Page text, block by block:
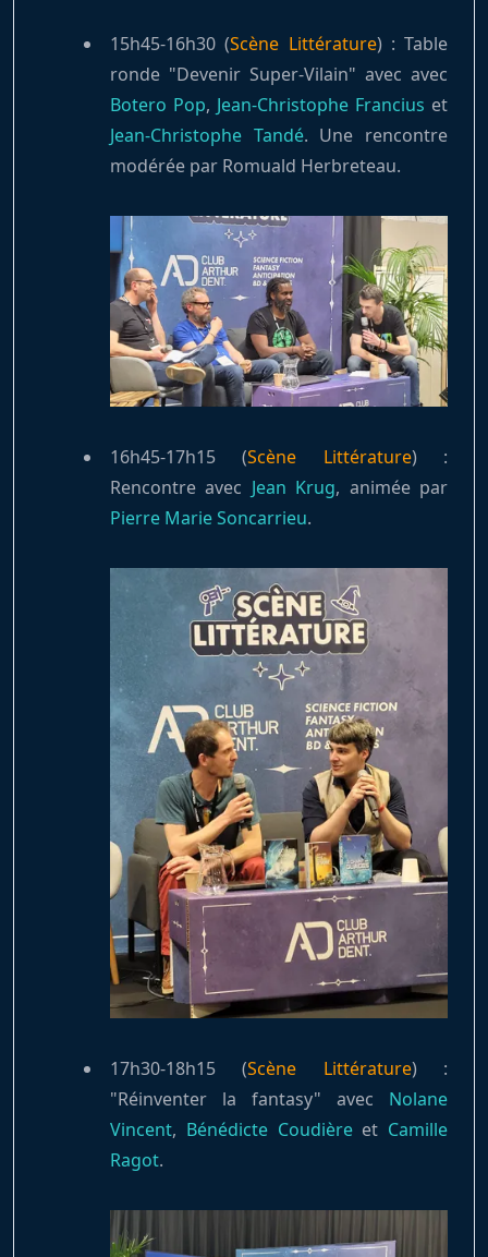
15h45-16h30 (Scène Littérature) : Table
ronde "Devenir Super-Vilain" avec avec
Botero Pop, Jean-Christophe Francius et
Jean-Christophe Tandé. Une rencontre
modérée par Romuald Herbreteau.
16h45-17h15 (Scène Littérature) :
Rencontre avec Jean Krug, animée par
Pierre Marie Soncarrieu.
17h30-18h15 (Scène Littérature) :
"Réinventer la fantasy" avec Nolane
Vincent, Bénédicte Coudièreet Camille
Ragot.